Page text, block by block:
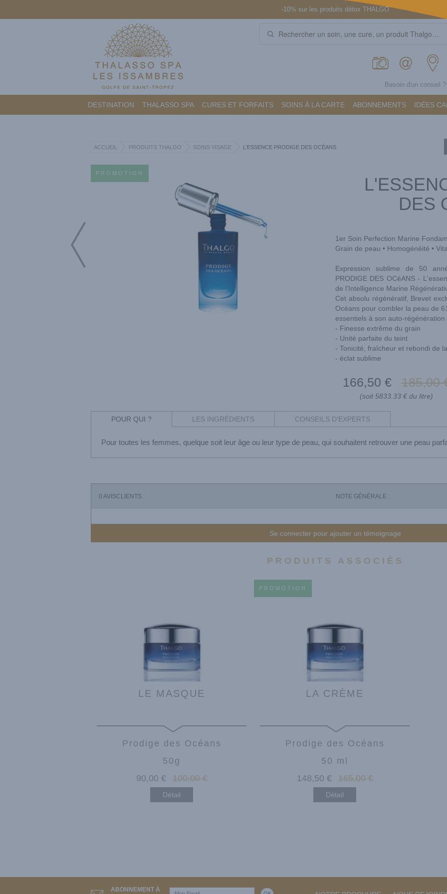
DESTINATION THALASSO SPA CURES ET FORFAITS SOINS À LA CARTE ABONNEMENTS IDÉES
-10% sur les produits détox THALGO
Besoin d'un conseil
ACCUEIL PRODUITS THALGO SOINS VISAGE L'ESSENCE PRODIGE DES OCÉANS
PROMOTION
DES
1er Soin Perfection Marine
Grain de peau • Homogénéité •
Expression sublime de 50
PRODIGE DES OCéANS -
de l'Intelligence Marine
Cet absolu régénératif, Brevet
Océans pour combler la peau de
essentiels à son auto-
- Finesse extrême du grain
- Unité parfaite du teint
- Tonicité, fraîcheur et rebondi de
- éclat sublime
166,50 € 185,00
(soit 5833.33 € du litre)
POUR QUI ? LES INGRÉDIENTS CONSEILS D'EXPERTS
Pour toutes les femmes, quelque soit leur âge ou leur type de peau, qui souhaitent retrouver une peau
0 AVISCLIENTS : NOTE GÉNÉRALE :
Se connecter pour ajouter un témoignage
PRODUITS ASSOCIÉS
LE MASQUE
Prodige des Océans
50g
90,00 € 100,00 €
Détail
PROMOTION
LA CRÈME
Prodige des Océans
50 ml
148,50 € 165,00 €
Détail
ABONNEMENT À